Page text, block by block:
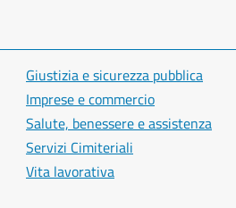
Giustizia e sicurezza pubblica
Imprese e commercio
Salute, benessere e assistenza
Servizi Cimiteriali
Vita lavorativa